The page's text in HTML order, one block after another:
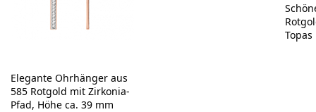
Elegante Ohrhänger aus
585 Rotgold mit Zirkonia-
Pfad, Höhe ca. 39 mm
Rotgold